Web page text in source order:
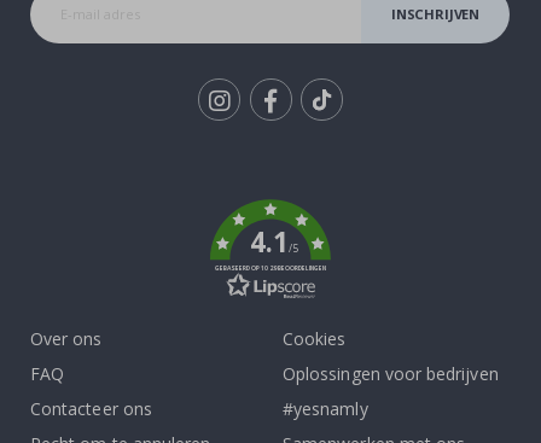
INSCHRIJVEN
4.1/5
GEBASEERD OP 1029 BEOORDELINGEN
Over ons
FAQ
Contacteer ons
Cookies
Oplossingen voor bedrijven
#yesnamly